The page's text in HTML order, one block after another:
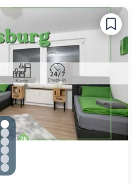
gallery.slide_selector
Zu Slide 1 wechseln
Zu Slide 2 wechseln
Zu Slide 3 wechseln
Zu Slide 4 wechseln
Zu Slide 5 wechseln
Zu Slide 6 wechseln